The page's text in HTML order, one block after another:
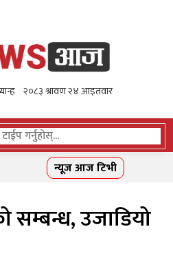
न्यूज आज टिभी
सम्बन्ध, उजाडियो